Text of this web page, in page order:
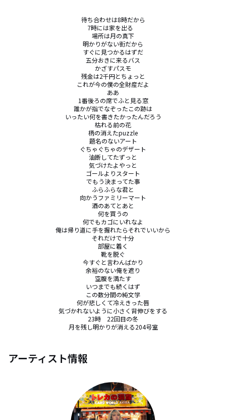
待ち合わせは8時だから
7時には家を出る
場所は月の真下
明かりがない街だから
すぐに見つかるはずだ
五分おきに来るバス
かざすパスモ
残金は2千円とちょっと
これが今の僕の全財産だよ
ああ
1番後ろの席でふと見る窓
誰かが指でなぞったこの跡は
いったい何を書きたかったんだろう
枯れる前の花
柄の消えたpuzzle
題名のないアート
ぐちゃぐちゃのデザート
油断してたずっと
気づけたよやっと
ゴールよりスタート
でもう決まってた事
ふらふらな君と
向かうファミリーマート
酒のあてとあと
何を買うの
何でもカゴにいれなよ
俺は帰り道に手を握れたらそれでいいから
それだけで十分
部屋に着く
靴を脱ぐ
今すぐと言わんばかり
余裕のない俺を遮り
空腹を満たす
いつまでも続くはず
この数分間の純文学
何が悲しくて冷えきった唇
気づかれないように小さく背伸びをする
23時　22回目の冬
月を残し明かりが消える204号室
アーティスト情報